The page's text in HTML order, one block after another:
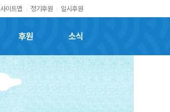
사이트맵 정기후원 일시후원
후원 소식